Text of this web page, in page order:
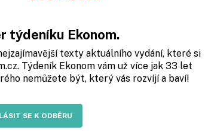
týdeníku Ekonom.
texty aktuálního vydání, které si
Týdeník Ekonom vám už více jak 33 let
nemůžete být, který vás rozvíjí a baví!
SE K ODBĚRU